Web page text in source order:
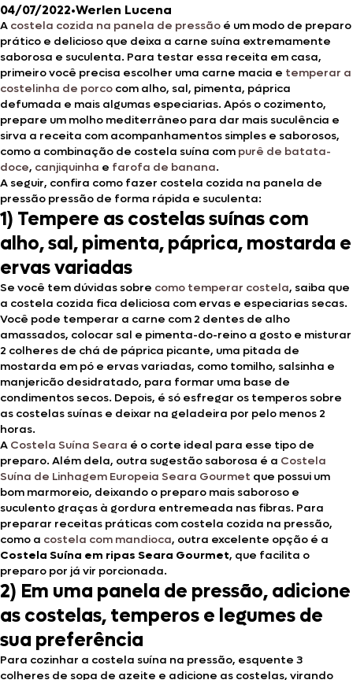
04/07/2022•Werlen Lucena
A costela cozida na panela de pressão é um modo de preparo
prático e delicioso que deixa a carne suína extremamente
saborosa e suculenta. Para testar essa receita em casa,
primeiro você precisa escolher uma carne macia e temperar a
costelinha de porco com alho, sal, pimenta, páprica
defumada e mais algumas especiarias. Após o cozimento,
prepare um molho mediterrâneo para dar mais suculência e
sirva a receita com acompanhamentos simples e saborosos,
como a combinação de costela suína com purê de batata-
doce, canjiquinha e farofa de banana.
A seguir, confira como fazer costela cozida na panela de
pressão pressão de forma rápida e suculenta:
1) Tempere as costelas suínas com
alho, sal, pimenta, páprica, mostarda e
ervas variadas
Se você tem dúvidas sobre como temperar costela, saiba que
a costela cozida fica deliciosa com ervas e especiarias secas.
Você pode temperar a carne com 2 dentes de alho
amassados, colocar sal e pimenta-do-reino a gosto e misturar
2 colheres de chá de páprica picante, uma pitada de
mostarda em pó e ervas variadas, como tomilho, salsinha e
manjericão desidratado, para formar uma base de
condimentos secos. Depois, é só esfregar os temperos sobre
as costelas suínas e deixar na geladeira por pelo menos 2
horas.
A Costela Suína Seara é o corte ideal para esse tipo de
preparo. Além dela, outra sugestão saborosa é a Costela
Suína de Linhagem Europeia Seara Gourmet que possui um
bom marmoreio, deixando o preparo mais saboroso e
suculento graças à gordura entremeada nas fibras. Para
preparar receitas práticas com costela cozida na pressão,
como a costela com mandioca, outra excelente opção é a
Costela Suína em ripas Seara Gourmet, que facilita o
preparo por já vir porcionada.
2) Em uma panela de pressão, adicione
as costelas, temperos e legumes de
sua preferência
Para cozinhar a costela suína na pressão, esquente 3
colheres de sopa de azeite e adicione as costelas, virando